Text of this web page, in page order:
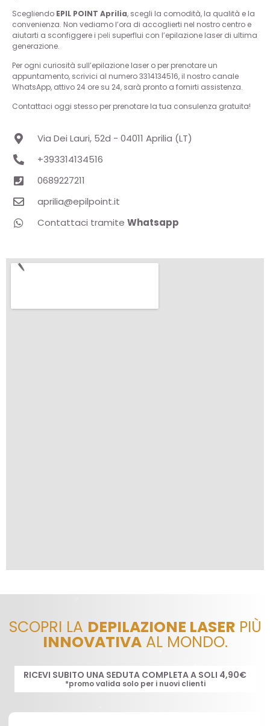
Scegliendo EPIL POINT Aprilia, scegli la comodità, la qualità e la
convenienza. Non vediamo l’ora di accoglierti nel nostro centro e
aiutarti a sconfiggere i peli superflui con l’epilazione laser di ultima
generazione.
Per ogni curiosità sull’epilazione laser o per prenotare un
appuntamento, scrivici al numero3314134516, il nostro canale
WhatsApp, attivo 24 ore su 24, sarà pronto a fornirti assistenza.
Contattaci oggi stesso per prenotare la tua consulenza gratuita!
Via Dei Lauri, 52d - 04011 Aprilia (LT)
+393314134516
0689227211
aprilia@epilpoint.it
Contattaci tramite Whatsapp
SCOPRI LA DEPILAZIONE LASERPIÙ
INNOVATIVAAL MONDO.
RICEVI SUBITO UNA SEDUTA COMPLETA A SOLI 4,90€
*promo valida solo per i nuovi clienti